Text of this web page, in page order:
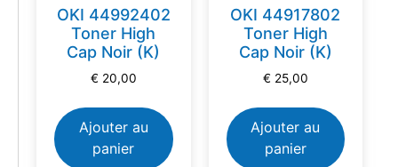
OKI 44992402
Toner High
Cap Noir (K)
€ 20,00
Ajouter au
panier
OKI 44917802
Toner High
Cap Noir (K)
€ 25,00
Ajouter au
panier